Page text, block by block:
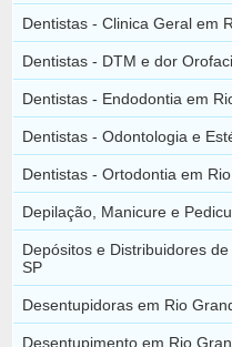
Dentistas - Clinica Geral em
Dentistas - DTM e dor
Dentistas - Endodontia em
Dentistas - Odontologia e
Dentistas - Ortodontia em
Depilação, Manicure e
Depósitos e Distribuidores
SP
Desentupidoras em Rio
Desentupimento em Rio